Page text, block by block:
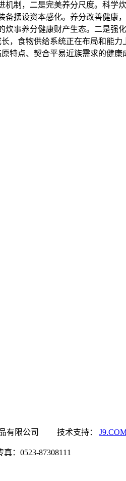
制，二是完美养分尺度。科学
摆设资本感化。养分改善健
事养分健康财产生态。二是
，食物供给系统正在布局和能
特点、契合平易近族需求的健康
食品有限公司 技术支持：
：0523-87308111